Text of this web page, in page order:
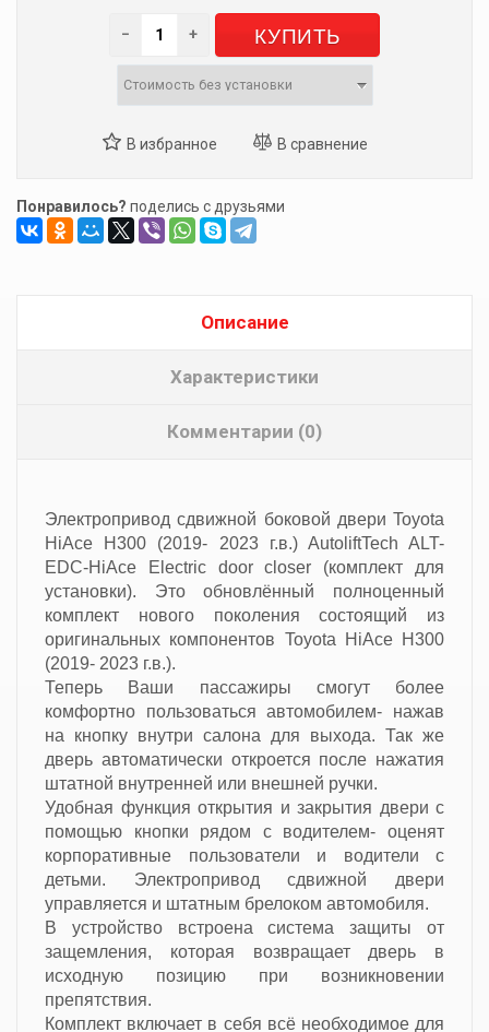
− + КУПИТЬ
Понравилось? поделись с друзьями
Описание
Характеристики
Комментарии (0)
Электропривод сдвижной боковой двери Toyota
HiAce H300 (2019- 2023 г.в.) AutoliftTech ALT-
EDC-HiAce Electric door closer (комплект для
установки). Это обновлённый полноценный
комплект нового поколения состоящий из
оригинальных компонентов Toyota HiAce H300
(2019- 2023 г.в.).
Теперь Ваши пассажиры смогут более
комфортно пользоваться автомобилем- нажав
на кнопку внутри салона для выхода. Так же
дверь автоматически откроется после нажатия
штатной внутренней или внешней ручки.
Удобная функция открытия и закрытия двери с
помощью кнопки рядом с водителем- оценят
корпоративные пользователи и водители с
детьми. Электропривод сдвижной двери
управляется и штатным брелоком автомобиля.
В устройство встроена система защиты от
защемления, которая возвращает дверь в
исходную позицию при возникновении
препятствия.
Комплект включает в себя всё необходимое для